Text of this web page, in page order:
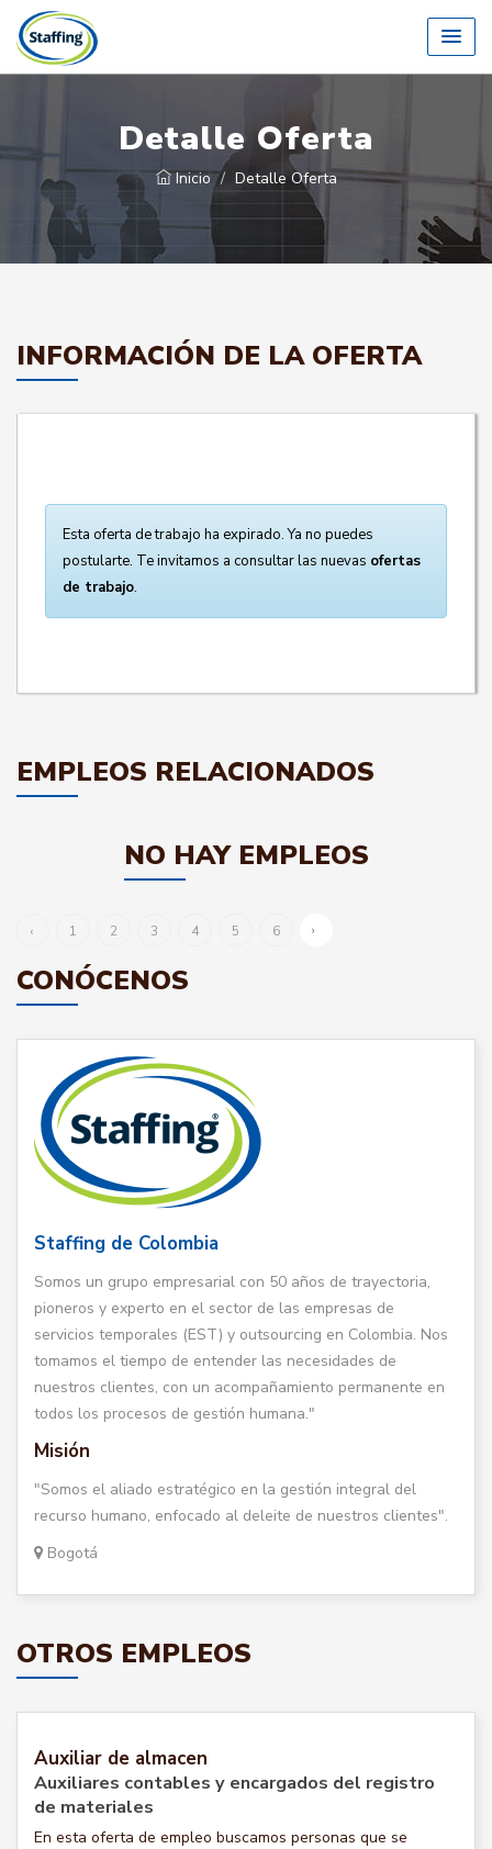
Detalle Oferta
Inicio Detalle Oferta
INFORMACIÓN DE LA OFERTA
Esta oferta de trabajo ha expirado. Ya no puedes
postularte. Te invitamos a consultar las nuevas ofertas
de trabajo.
EMPLEOS RELACIONADOS
NO HAY EMPLEOS
‹ 1 2 3 4 5 6 ›
CONÓCENOS
Staffing de Colombia
Somos un grupo empresarial con 50 años de trayectoria,
pioneros y experto en el sector de las empresas de
servicios temporales (EST) y outsourcing en Colombia. Nos
tomamos el tiempo de entender las necesidades de
nuestros clientes, con un acompañamiento permanente en
todos los procesos de gestión humana."
Misión
"Somos el aliado estratégico en la gestión integral del
recurso humano, enfocado al deleite de nuestros clientes".
Bogotá
OTROS EMPLEOS
Auxiliar de almacen
Auxiliares contables y encargados del registro
de materiales
En esta oferta de empleo buscamos personas que se